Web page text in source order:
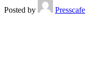
Posted by
Presscafe